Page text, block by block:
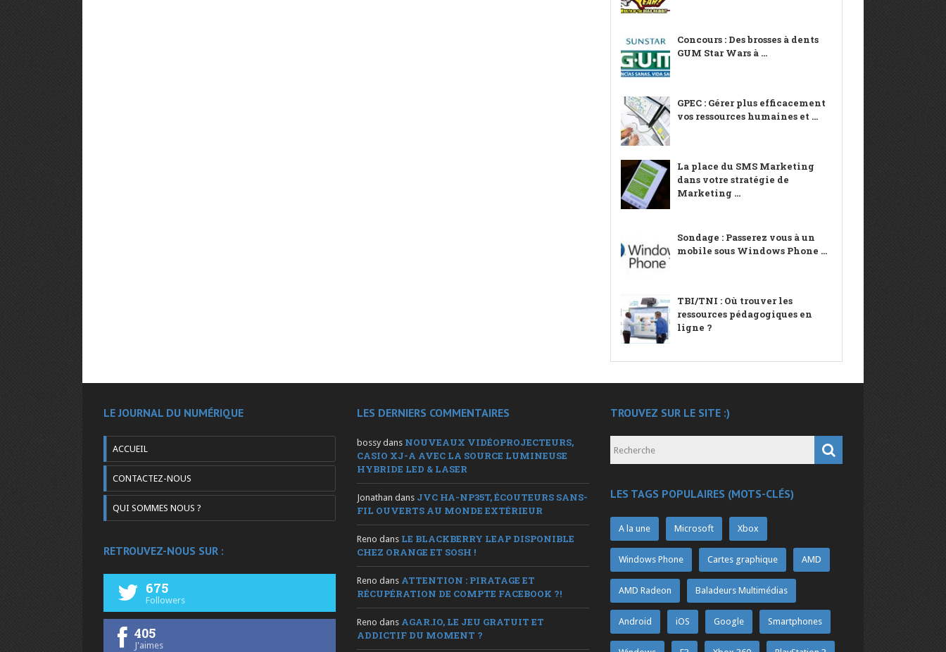
Concours : Des brosses à dents
GUM Star Wars à ...
GPEC : Gérer plus efficacement
vos ressources humaines et ...
La place du SMS Marketing
dans votre stratégie de
Marketing ...
Sondage : Passerez vous à un
mobile sous Windows Phone ...
TBI/TNI : Où trouver les
ressources pédagogiques en
ligne ?
LE JOURNAL DU NUMÉRIQUE
ACCUEIL
CONTACTEZ-NOUS
QUI SOMMES NOUS ?
RETROUVEZ-NOUS SUR :
675
Followers
405
J'aimes
LES DERNIERS COMMENTAIRES
bossy dans NOUVEAUX VIDÉOPROJECTEURS,
CASIO XJ-A AVEC LA SOURCE LUMINEUSE
HYBRIDE LED & LASER
Jonathan dans JVC HA-NP35T, ÉCOUTEURS SANS-
FIL OUVERTS AU MONDE EXTÉRIEUR
Reno dans LE BLACKBERRY LEAP DISPONIBLE
CHEZ ORANGE ET SOSH !
Reno dans ATTENTION : PIRATAGE ET
RÉCUPÉRATION DE COMPTE FACEBOOK ?!
Reno dans AGAR.IO, LE JEU GRATUIT ET
ADDICTIF DU MOMENT ?
TROUVEZ SUR LE SITE :)
LES TAGS POPULAIRES (MOTS-CLÉS)
A la une Microsoft Xbox
Windows Phone Cartes graphique AMD
AMD Radeon Baladeurs Multimédias
Android iOS Google Smartphones